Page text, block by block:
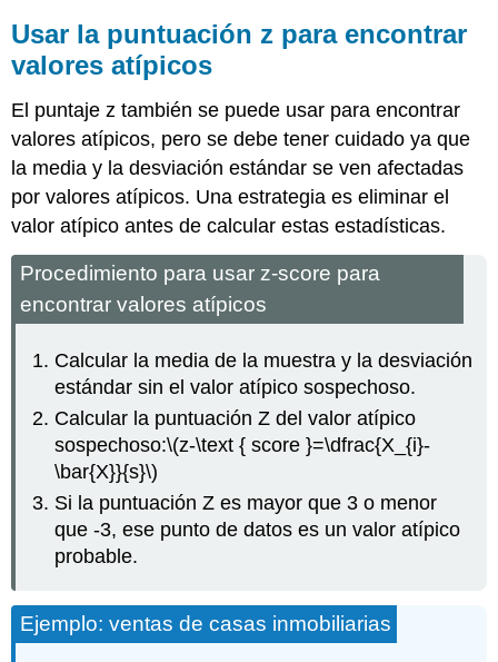
Usar la puntuación z para encontrar
valores atípicos
El puntaje z también se puede usar para encontrar
valores atípicos, pero se debe tener cuidado ya que
la media y la desviación estándar se ven afectadas
por valores atípicos. Una estrategia es eliminar el
valor atípico antes de calcular estas estadísticas.
Procedimiento para usar z‐score para
encontrar valores atípicos
Calcular la media de la muestra y la desviación
estándar sin el valor atípico sospechoso.
Calcular la puntuación Z del valor atípico
sospechoso:\(z-\text { score }=\dfrac{X_{i}-
\bar{X}}{s}\)
Si la puntuación Z es mayor que 3 o menor
que ‐3, ese punto de datos es un valor atípico
probable.
Ejemplo: ventas de casas inmobiliarias